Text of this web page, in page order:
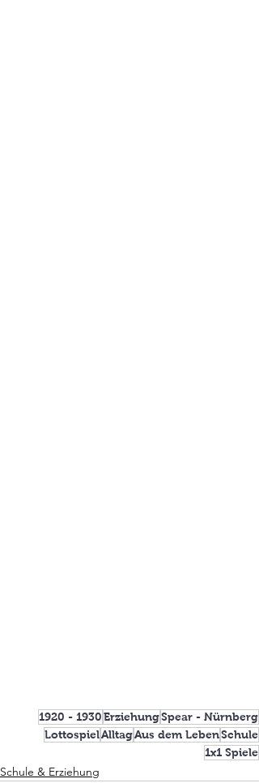
1920 - 1930ErziehungSpear - Nürnberg
LottospielAlltagAus dem LebenSchule
1x1 Spiele
Schule & Erziehung